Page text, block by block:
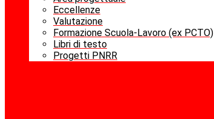
Eccellenze
Valutazione
Formazione Scuola-Lavoro (ex PCTO)
Libri di testo
Progetti PNRR